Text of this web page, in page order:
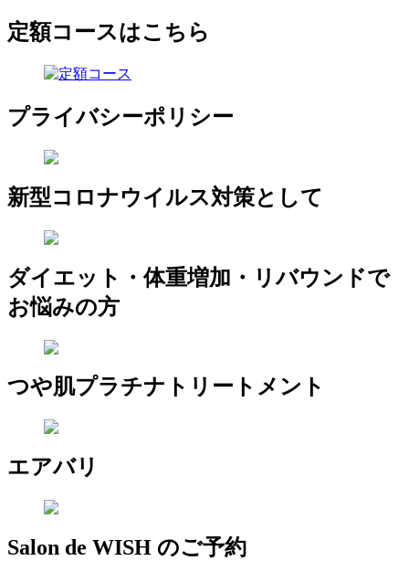
定額コースはこちら
プライバシーポリシー
新型コロナウイルス対策として
ダイエット・体重増加・リバウンドで
お悩みの方
つや肌プラチナトリートメント
エアバリ
Salon de WISH のご予約